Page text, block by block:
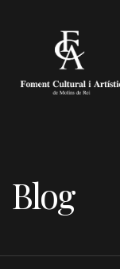
Blog